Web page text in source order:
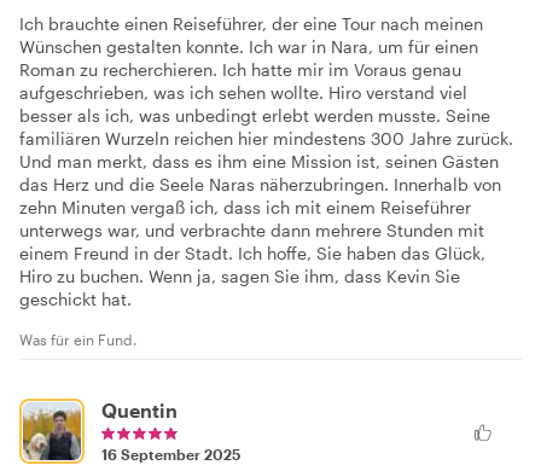
Ich brauchte einen Reiseführer, der eine Tour nach meinen
Wünschen gestalten konnte. Ich war in Nara, um für einen
Roman zu recherchieren. Ich hatte mir im Voraus genau
aufgeschrieben, was ich sehen wollte. Hiro verstand viel
besser als ich, was unbedingt erlebt werden musste. Seine
familiären Wurzeln reichen hier mindestens 300 Jahre zurück.
Und man merkt, dass es ihm eine Mission ist, seinen Gästen
das Herz und die Seele Naras näherzubringen. Innerhalb von
zehn Minuten vergaß ich, dass ich mit einem Reiseführer
unterwegs war, und verbrachte dann mehrere Stunden mit
einem Freund in der Stadt. Ich hoffe, Sie haben das Glück,
Hiro zu buchen. Wenn ja, sagen Sie ihm, dass Kevin Sie
geschickt hat.
Was für ein Fund.
Quentin
16 September 2025